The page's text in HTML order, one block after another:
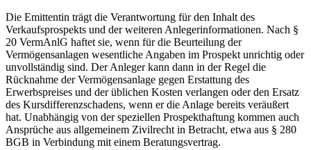
Die Emittentin trägt die Verantwortung für den Inhalt des
Verkaufsprospekts und der weiteren Anlegerinformationen. Nach §
20 VermAnlG haftet sie, wenn für die Beurteilung der
Vermögensanlagen wesentliche Angaben im Prospekt unrichtig oder
unvollständig sind. Der Anleger kann dann in der Regel die
Rücknahme der Vermögensanlage gegen Erstattung des
Erwerbspreises und der üblichen Kosten verlangen oder den Ersatz
des Kursdifferenzschadens, wenn er die Anlage bereits veräußert
hat. Unabhängig von der speziellen Prospekthaftung kommen auch
Ansprüche aus allgemeinem Zivilrecht in Betracht, etwa aus § 280
BGB in Verbindung mit einem Beratungsvertrag.